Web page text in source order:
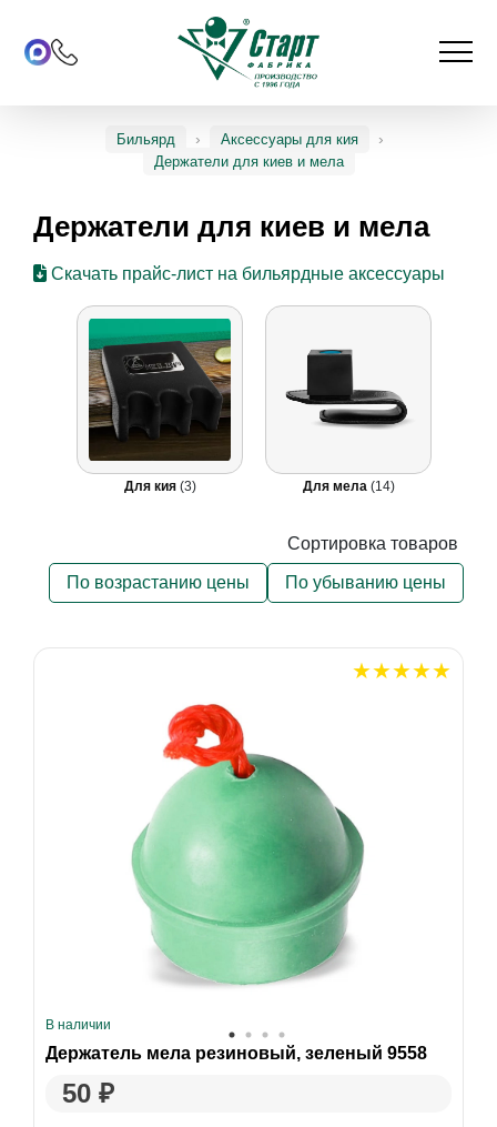
Бильярд
Аксессуары для кия
Держатели для киев и мела
Держатели для киев и мела
Скачать прайс-лист на бильярдные аксессуары
Для кия (3) Для мела (14)
Сортировка товаров
По возрастанию цены По убыванию цены
В наличии
Держатель мела резиновый, зеленый 9558
50 ₽